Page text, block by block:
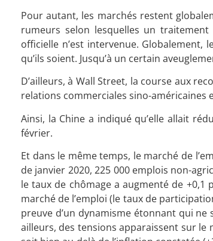
Pour autant, les marchés restent
rumeurs selon lesquelles un
officielle n’est intervenue.
qu’ils soient. Jusqu’à un certain
D’ailleurs, à Wall Street, la course aux
relations commerciales sino-
Ainsi, la Chine a indiqué qu’elle allait
février.
Et dans le même temps, le marché de
de janvier 2020, 225 000 emplois non-
le taux de chômage a augmenté de
marché de l’emploi (le taux de
preuve d’un dynamisme étonnant qui
ailleurs, des tensions apparaissent sur le